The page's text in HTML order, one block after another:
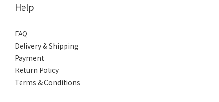
Help
FAQ
Delivery & Shipping
Payment
Return Policy
Terms & Conditions